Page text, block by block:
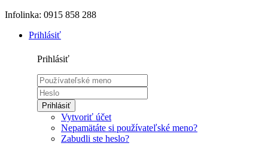
Infolinka: 0915 858 288
Prihlásiť
Prihlásiť
Prihlásiť
Vytvoriť účet
Nepamätáte si používateľské meno?
Zabudli ste heslo?